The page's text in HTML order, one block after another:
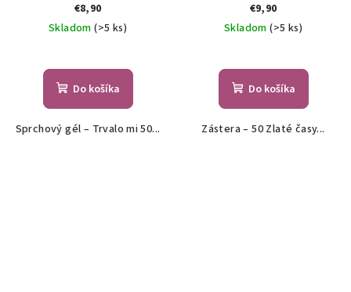
€8,90
Skladom(>5 ks)
Do košíka
Sprchový gél – Trvalo mi 50...
€9,90
Skladom(>5 ks)
Do košíka
Zástera – 50 Zlaté časy...